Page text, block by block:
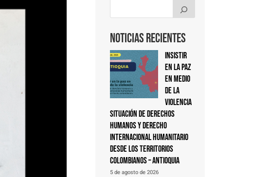
Noticias Recientes
Insistir
en la paz
en medio
de la
violencia
Situación de derechos
humanos y derecho
internacional humanitario
desde los territorios
colombianos – Antioquia
5 de agosto de 2026